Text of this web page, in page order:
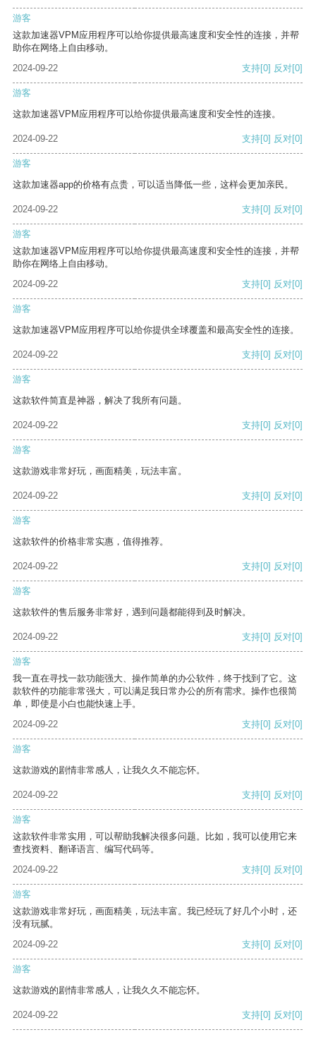
游客
这款加速器VPM应用程序可以给你提供最高速度和安全性的连接，并帮
助你在网络上自由移动。
2024-09-22
支持[0] 反对[0]
游客
这款加速器VPM应用程序可以给你提供最高速度和安全性的连接。
2024-09-22 支持[0] 反对[0]
游客
这款加速器app的价格有点贵，可以适当降低一些，这样会更加亲民。
2024-09-22 支持[0] 反对[0]
游客
这款加速器VPM应用程序可以给你提供最高速度和安全性的连接，并帮
助你在网络上自由移动。
2024-09-22
支持[0] 反对[0]
游客
这款加速器VPM应用程序可以给你提供全球覆盖和最高安全性的连接。
2024-09-22 支持[0] 反对[0]
游客
这款软件简直是神器，解决了我所有问题。
2024-09-22 支持[0] 反对[0]
游客
这款游戏非常好玩，画面精美，玩法丰富。
2024-09-22 支持[0] 反对[0]
游客
这款软件的价格非常实惠，值得推荐。
2024-09-22 支持[0] 反对[0]
游客
这款软件的售后服务非常好，遇到问题都能得到及时解决。
2024-09-22 支持[0] 反对[0]
游客
我一直在寻找一款功能强大、操作简单的办公软件，终于找到了它。这
款软件的功能非常强大，可以满足我日常办公的所有需求。操作也很简
单，即使是小白也能快速上手。
2024-09-22
支持[0] 反对[0]
游客
这款游戏的剧情非常感人，让我久久不能忘怀。
2024-09-22 支持[0] 反对[0]
游客
这款软件非常实用，可以帮助我解决很多问题。比如，我可以使用它来
查找资料、翻译语言、编写代码等。
2024-09-22
支持[0] 反对[0]
游客
这款游戏非常好玩，画面精美，玩法丰富。我已经玩了好几个小时，还
没有玩腻。
2024-09-22
支持[0] 反对[0]
游客
这款游戏的剧情非常感人，让我久久不能忘怀。
2024-09-22 支持[0] 反对[0]